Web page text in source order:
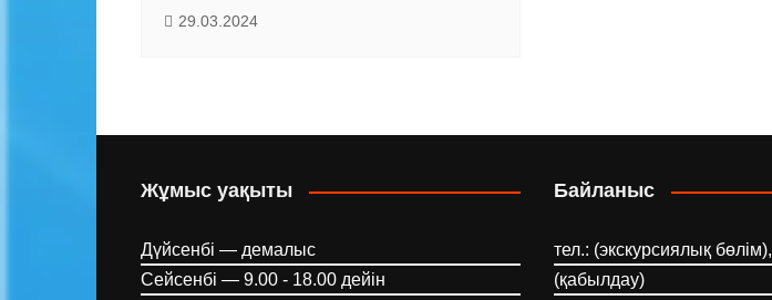
29.03.2024
Жұмыс уақыты
Дүйсенбі — демалыс
Сейсенбі — 9.00 - 18.00 дейін
Байланыс
тел.: (экскурсиялық бөлім),
(қабылдау)